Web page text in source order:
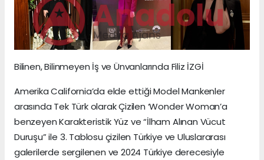
Bilinen, Bilinmeyen İş ve Ünvanlarında Filiz İZGİ
Amerika California’da elde ettiği Model Mankenler
arasında Tek Türk olarak Çizilen ‘Wonder Woman’a
benzeyen Karakteristik Yüz ve “İlham Alınan Vücut
Duruşu” ile 3. Tablosu çizilen Türkiye ve Uluslararası
galerilerde sergilenen ve 2024 Türkiye derecesiyle